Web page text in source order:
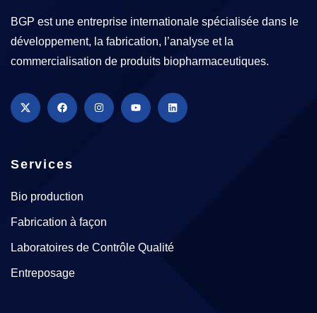
BGP est une entreprise internationale spécialisée dans le
développement, la fabrication, l’analyse et la
commercialisation de produits biopharmaceutiques.
Services
Bio production
Fabrication à façon
Laboratoires de Contrôle Qualité
Entreposage